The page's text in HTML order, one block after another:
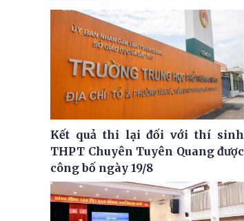
Kết quả thi lại đối với thí sinh
THPT Chuyên Tuyên Quang được
công bố ngày 19/8